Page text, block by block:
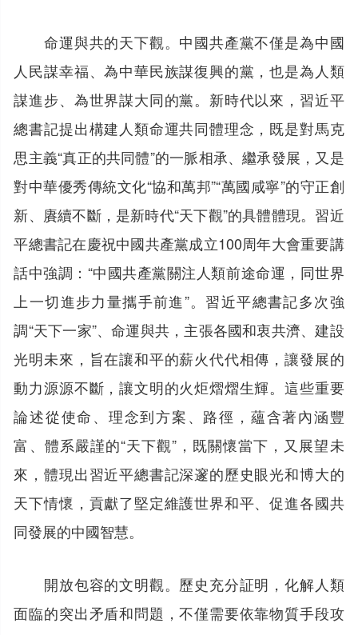
命運與共的天下觀。中國共產黨不僅是為中國
人民謀幸福、為中華民族謀復興的黨，也是為人類
謀進步、為世界謀大同的黨。新時代以來，習近平
總書記提出構建人類命運共同體理念，既是對馬克
思主義“真正的共同體”的一脈相承、繼承發展，又是
對中華優秀傳統文化“協和萬邦”“萬國咸寧”的守正創
新、賡續不斷，是新時代“天下觀”的具體體現。習近
平總書記在慶祝中國共產黨成立100周年大會重要講
話中強調：“中國共產黨關注人類前途命運，同世界
上一切進步力量攜手前進”。習近平總書記多次強
調“天下一家”、命運與共，主張各國和衷共濟、建設
光明未來，旨在讓和平的薪火代代相傳，讓發展的
動力源源不斷，讓文明的火炬熠熠生輝。這些重要
論述從使命、理念到方案、路徑，蘊含著內涵豐
富、體系嚴謹的“天下觀”，既關懷當下，又展望未
來，體現出習近平總書記深邃的歷史眼光和博大的
天下情懷，貢獻了堅定維護世界和平、促進各國共
同發展的中國智慧。
開放包容的文明觀。歷史充分証明，化解人類
面臨的突出矛盾和問題，不僅需要依靠物質手段攻